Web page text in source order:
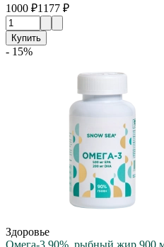
1000 ₽1177 ₽
Купить
- 15%
Здоровье
Омега-3 90%, рыбный жир 900